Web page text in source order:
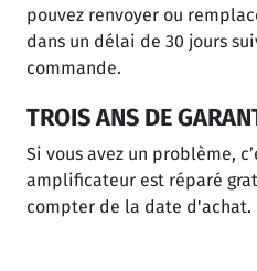
pouvez renvoyer ou
dans un délai de 30 jours
commande.
TROIS ANS DE
Si vous avez un problème,
amplificateur est réparé
compter de la date d'achat.